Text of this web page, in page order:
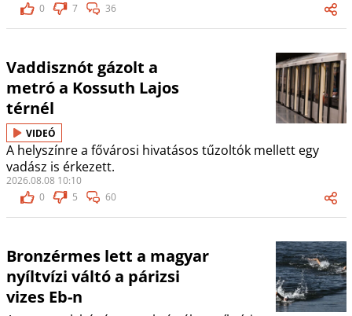
0
7 36
Vaddisznót gázolt a
metró a Kossuth Lajos
térnél
VIDEÓ
A helyszínre a fővárosi hivatásos tűzoltók mellett egy
vadász is érkezett.
2026.08.08 10:10
0
5 60
Bronzérmes lett a magyar
nyíltvízi váltó a párizsi
vizes Eb-n